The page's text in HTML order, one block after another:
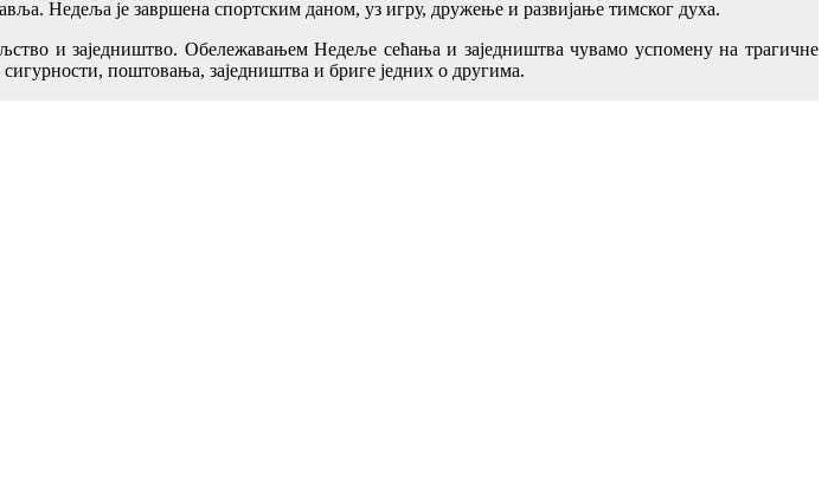
Недеља је завршена спортским даном, уз игру, дружење и развијање тимског духа.
и заједништво. Обележавањем Недеље сећања и заједништва чувамо успомену на трагичне
поштовања, заједништва и бриге једних о другима.